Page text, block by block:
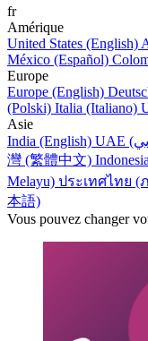
fr
Amérique
United States (English)
México (Español)
Europe
Europe (English)
(Polski) Italia (Italiano)
Asie
India (English)
灣 (繁體中文)
Melayu) ประเทศไทย (
本語)
Vous pouvez changer